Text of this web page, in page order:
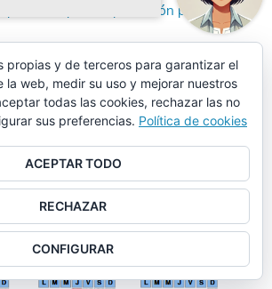
de limpieza (aprobación provisional)
LABORAL 2025
propias y de terceros para garantizar el
la web, medir su uso y mejorar nuestros
todas las cookies, rechazar las no
sus preferencias. Política de cookies
ACEPTAR TODO
RECHAZAR
CONFIGURAR